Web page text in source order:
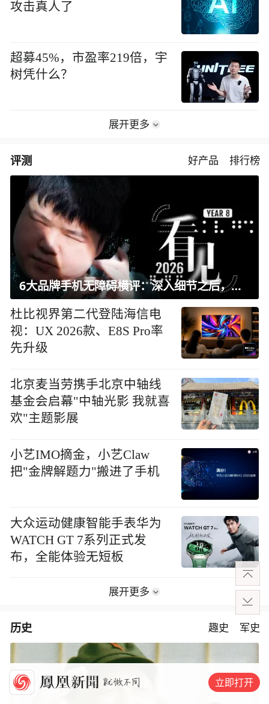
攻击真人了
超募45%，市盈率219倍，宇
树凭什么？
展开更多
评测 好产品 排行榜
6大品牌手机无障碍横评：深入细节之后，似乎只有苹果能挺住？｜ 看见2026
杜比视界第二代登陆海信电
视：UX 2026款、E8S Pro率
先升级
北京麦当劳携手北京中轴线
基金会启幕"中轴光影 我就喜
欢"主题影展
小艺IMO摘金，小艺Claw
把"金牌解题力"搬进了手机
大众运动健康智能手表华为
WATCH GT 7系列正式发
布，全能体验无短板
展开更多
历史 趣史 军史
立即打开